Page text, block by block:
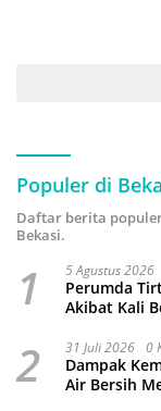
Populer di
Daftar berita
Bekasi.
1 5 Agustus 2026
Perumda
Akibat Kali
2 31 Juli 2026 0
Dampak
Air Bersih